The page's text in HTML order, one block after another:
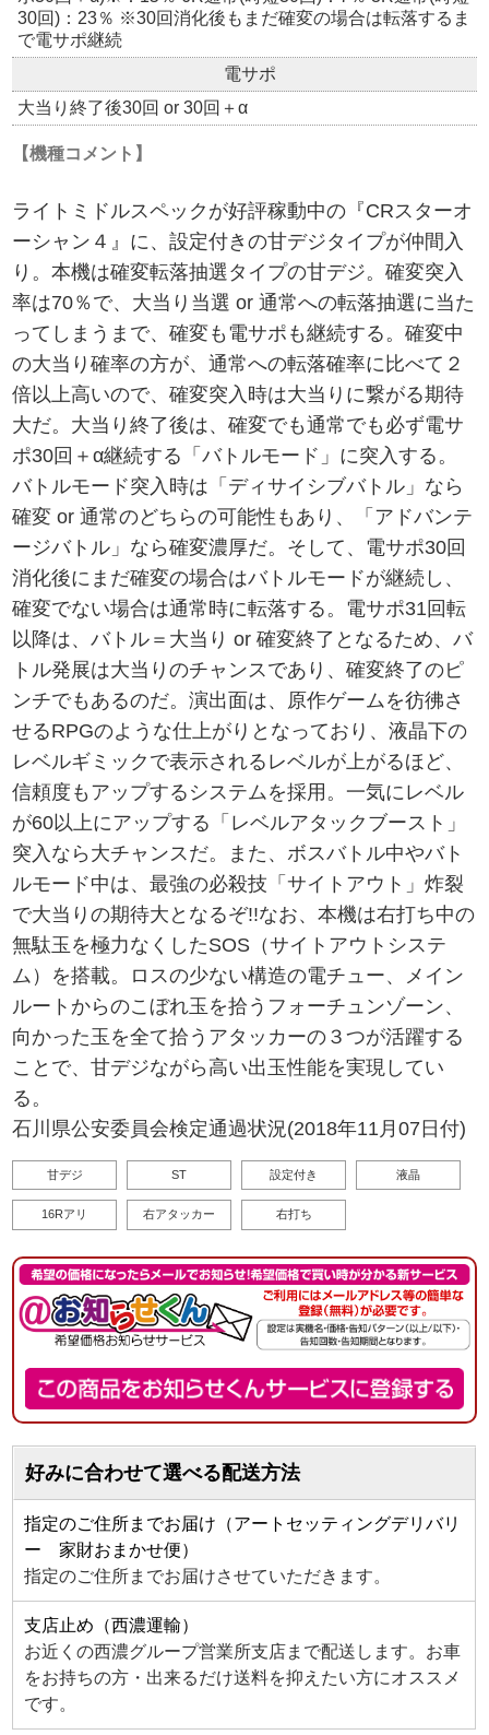
30回)：23％ ※30回消化後もまだ確変の場合は転落するま
で電サポ継続
電サポ
大当り終了後30回 or 30回＋α
【機種コメント】
ライトミドルスペックが好評稼動中の『CRスターオ
ーシャン４』に、設定付きの甘デジタイプが仲間入
り。本機は確変転落抽選タイプの甘デジ。確変突入
率は70％で、大当り当選 or 通常への転落抽選に当た
ってしまうまで、確変も電サポも継続する。確変中
の大当り確率の方が、通常への転落確率に比べて２
倍以上高いので、確変突入時は大当りに繋がる期待
大だ。大当り終了後は、確変でも通常でも必ず電サ
ポ30回＋α継続する「バトルモード」に突入する。
バトルモード突入時は「ディサイシブバトル」なら
確変 or 通常のどちらの可能性もあり、「アドバンテ
ージバトル」なら確変濃厚だ。そして、電サポ30回
消化後にまだ確変の場合はバトルモードが継続し、
確変でない場合は通常時に転落する。電サポ31回転
以降は、バトル＝大当り or 確変終了となるため、バ
トル発展は大当りのチャンスであり、確変終了のピ
ンチでもあるのだ。演出面は、原作ゲームを彷彿さ
せるRPGのような仕上がりとなっており、液晶下の
レベルギミックで表示されるレベルが上がるほど、
信頼度もアップするシステムを採用。一気にレベル
が60以上にアップする「レベルアタックブースト」
突入なら大チャンスだ。また、ボスバトル中やバト
ルモード中は、最強の必殺技「サイトアウト」炸裂
で大当りの期待大となるぞ!!なお、本機は右打ち中の
無駄玉を極力なくしたSOS（サイトアウトシステ
ム）を搭載。ロスの少ない構造の電チュー、メイン
ルートからのこぼれ玉を拾うフォーチュンゾーン、
向かった玉を全て拾うアタッカーの３つが活躍する
ことで、甘デジながら高い出玉性能を実現してい
る。
石川県公安委員会検定通過状況(2018年11月07日付)
甘デジ ST 設定付き 液晶
16Rアリ 右アタッカー 右打ち
好みに合わせて選べる配送方法
指定のご住所までお届け（アートセッティングデリバリ
ー 家財おまかせ便）
指定のご住所までお届けさせていただきます。
支店止め（西濃運輸）
お近くの西濃グループ営業所支店まで配送します。お車
をお持ちの方・出来るだけ送料を抑えたい方にオススメ
です。